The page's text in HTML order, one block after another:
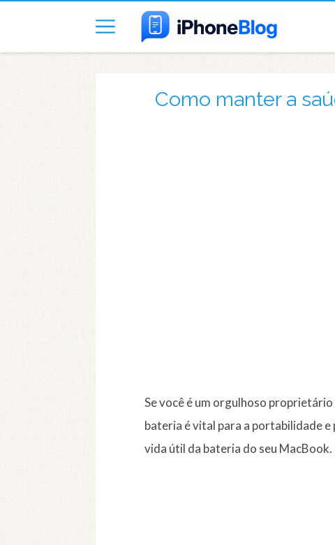
Como manter a
Se você é um orgulhoso proprietário
bateria é vital para a portabilidade
vida útil da bateria do seu MacBook.